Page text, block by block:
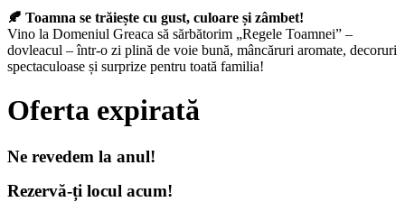
🍂 Toamna se trăiește cu gust, culoare și zâmbet!
Vino la Domeniul Greaca să sărbătorim „Regele Toamnei” –
dovleacul – într-o zi plină de voie bună, mâncăruri aromate, decoruri
spectaculoase și surprize pentru toată familia!
Oferta expirată
Ne revedem la anul!
Rezervă-ți locul acum!